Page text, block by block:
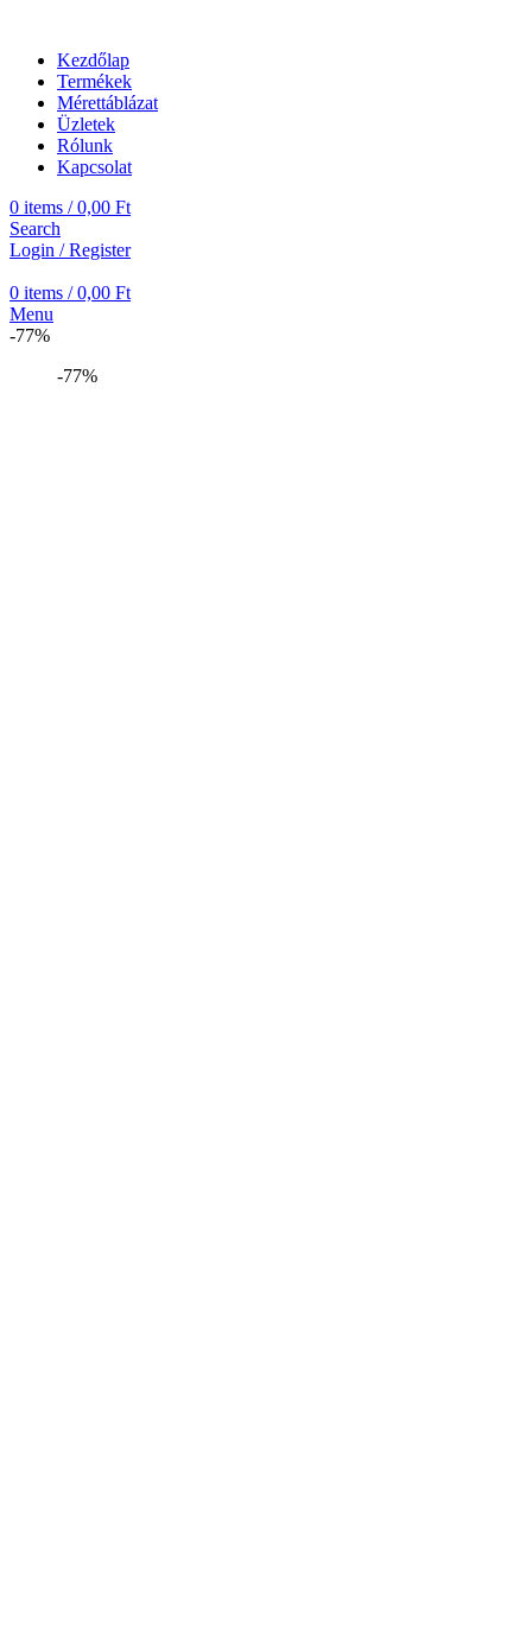
Kezdőlap
Termékek
Mérettáblázat
Üzletek
Rólunk
Kapcsolat
0 items / 0,00 Ft
Search
Login / Register
0 items / 0,00 Ft
Menu
-77%
-77%